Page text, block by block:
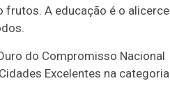
frutos. A educação é o alicerce
do Compromisso Nacional
Excelentes na categoria